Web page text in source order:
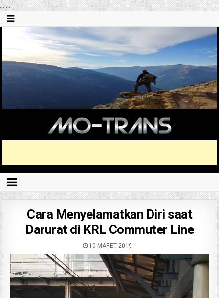
......
Cara Menyelamatkan Diri saat
Darurat di KRL Commuter Line
10 MARET 2019